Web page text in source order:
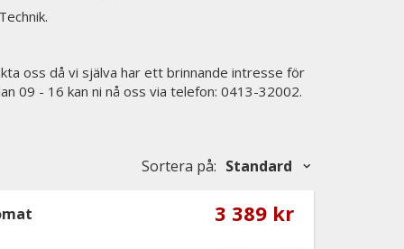
oss då vi själva har ett brinnande intresse för
09 - 16 kan ni nå oss via telefon: 0413-32002.
Sortera på: Standard
3 389 kr